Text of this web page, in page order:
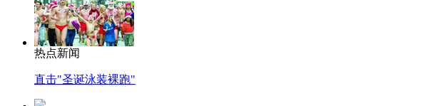
热点新闻
直击"圣诞泳装裸跑"